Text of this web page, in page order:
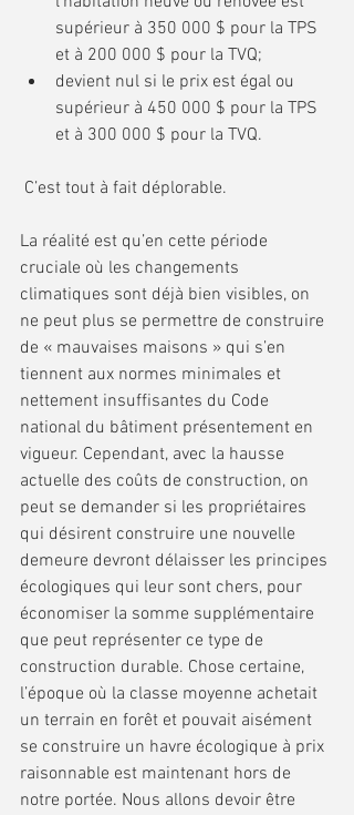
supérieur à 350 000 $ pour la TPS
et à 200 000 $ pour la TVQ;
devient nul si le prix est égal ou
supérieur à 450 000 $ pour la TPS
et à 300 000 $ pour la TVQ.
C’est tout à fait déplorable.
La réalité est qu’en cette période
cruciale où les changements
climatiques sont déjà bien visibles, on
ne peut plus se permettre de construire
de « mauvaises maisons » qui s’en
tiennent aux normes minimales et
nettement insuffisantes du Code
national du bâtiment présentement en
vigueur. Cependant, avec la hausse
actuelle des coûts de construction, on
peut se demander si les propriétaires
qui désirent construire une nouvelle
demeure devront délaisser les principes
écologiques qui leur sont chers, pour
économiser la somme supplémentaire
que peut représenter ce type de
construction durable. Chose certaine,
l’époque où la classe moyenne achetait
un terrain en forêt et pouvait aisément
se construire un havre écologique à prix
raisonnable est maintenant hors de
notre portée. Nous allons devoir être